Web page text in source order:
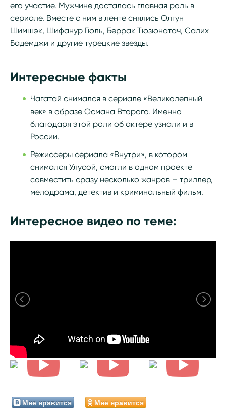
его участие. Мужчине досталась главная роль в
сериале. Вместе с ним в ленте снялись Олгун
Шимшэк, Шифанур Гюль, Беррак Тюзюнатач, Салих
Бадемджи и другие турецкие звезды.
Интересные факты
Чагатай снимался в сериале «Великолепный
век» в образе Османа Второго. Именно
благодаря этой роли об актере узнали и в
России.
Режиссеры сериала «Внутри», в котором
снимался Улусой, смогли в одном проекте
совместить сразу несколько жанров – триллер,
мелодрама, детектив и криминальный фильм.
Интересное видео по теме:
Мне нравится Мне нравится